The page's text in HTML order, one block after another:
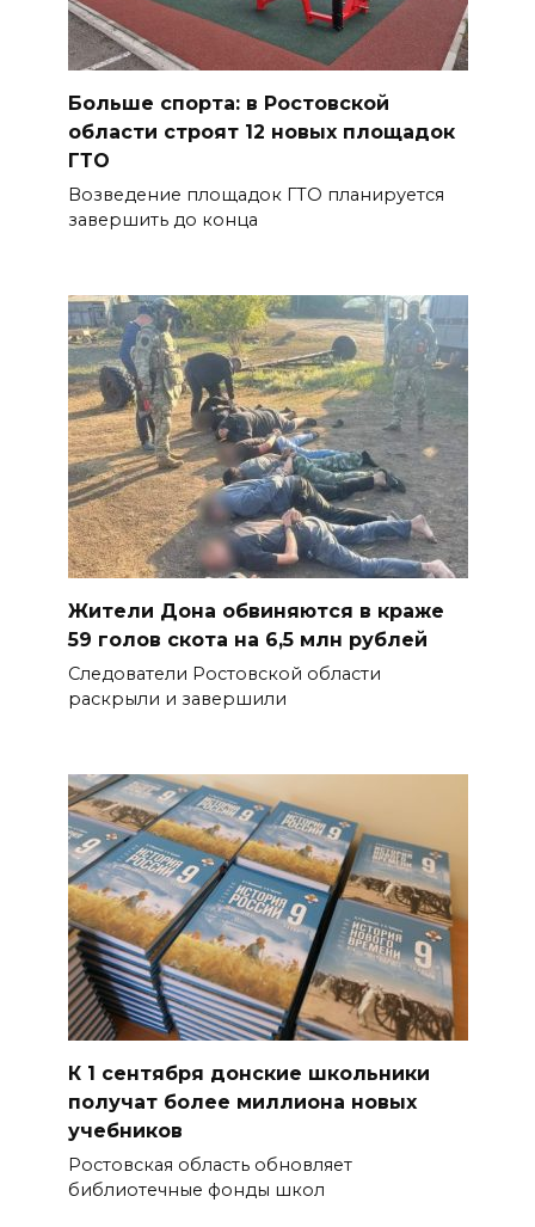
Больше спорта: в Ростовской
области строят 12 новых площадок
ГТО
Возведение площадок ГТО планируется
завершить до конца
Жители Дона обвиняются в краже
59 голов скота на 6,5 млн рублей
Следователи Ростовской области
раскрыли и завершили
К 1 сентября донские школьники
получат более миллиона новых
учебников
Ростовская область обновляет
библиотечные фонды школ